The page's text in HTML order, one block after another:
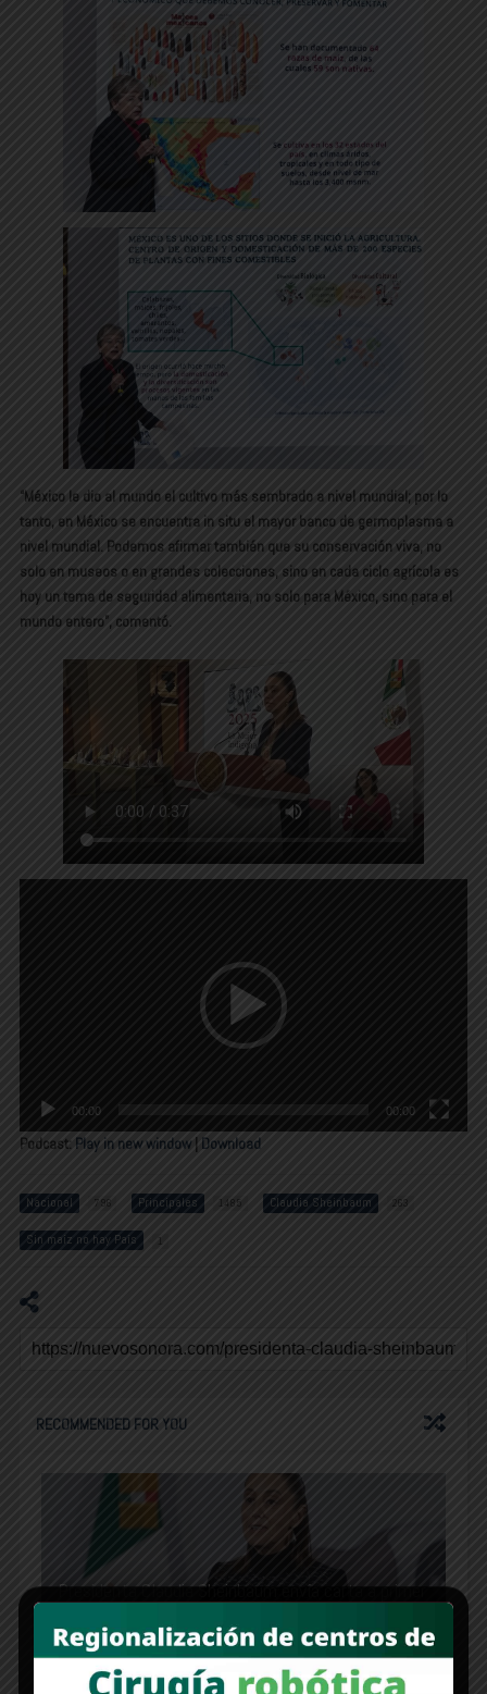
“México le dio al mundo el cultivo más sembrado a nivel mundial; por lo
tanto, en México se encuentra in situ el mayor banco de germoplasma a
nivel mundial. Podemos afirmar también que su conservación viva, no
solo en museos o en grandes colecciones, sino en cada ciclo agrícola es
hoy un tema de seguridad alimentaria, no solo para México, sino para el
mundo entero”, comentó.
00:00 00:00
Podcast: Play in new window| Download
Nacional 796 Principales 1485 Claudia Sheinbaum 263
Sin maíz no hay País 1
RECOMMENDED FOR YOU
Presidenta Claudia Sheinbaum envía carta a primer
BTS en México